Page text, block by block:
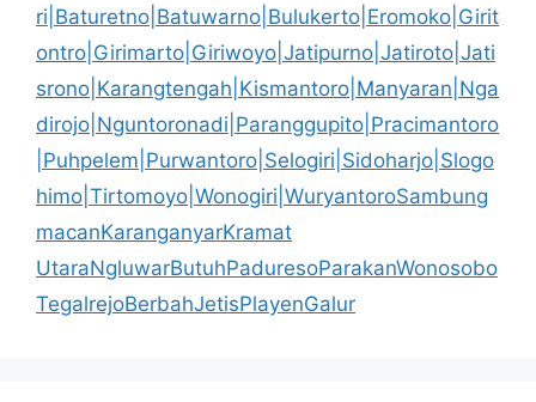
ri|Baturetno|Batuwarno|Bulukerto|Eromoko|Girit
ontro|Girimarto|Giriwoyo|Jatipurno|Jatiroto|Jati
srono|Karangtengah|Kismantoro|Manyaran|Nga
dirojo|Nguntoronadi|Paranggupito|Pracimantoro
|Puhpelem|Purwantoro|Selogiri|Sidoharjo|Slogo
himo|Tirtomoyo|Wonogiri|WuryantoroSambung
macanKaranganyarKramat
UtaraNgluwarButuhPaduresoParakanWonosobo
TegalrejoBerbahJetisPlayenGalur